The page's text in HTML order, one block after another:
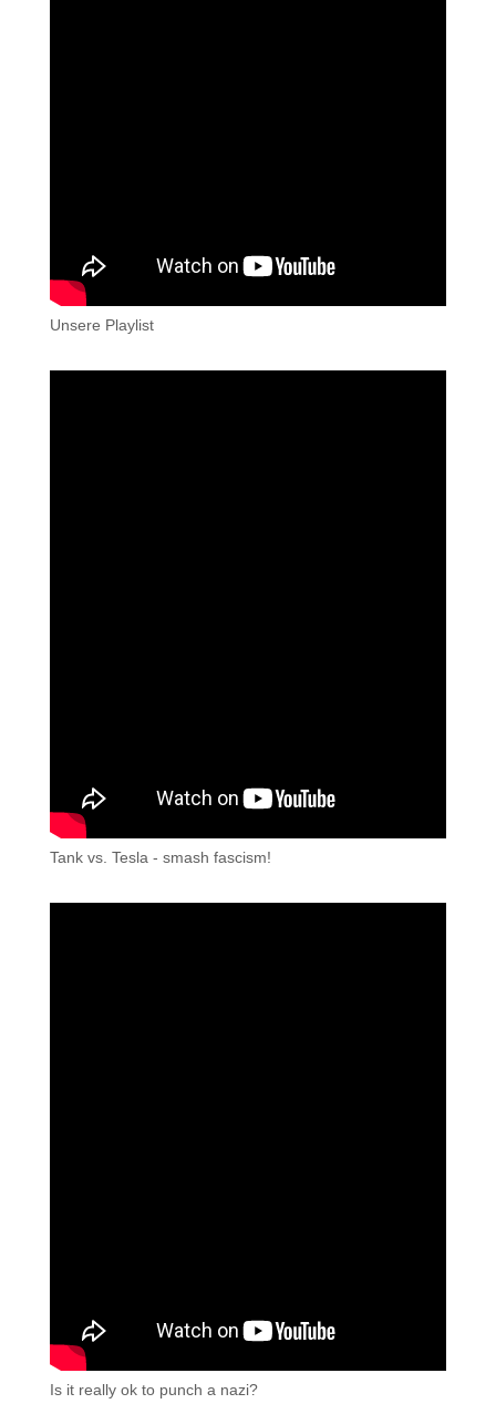
Unsere Playlist
Tank vs. Tesla - smash fascism!
Is it really ok to punch a nazi?